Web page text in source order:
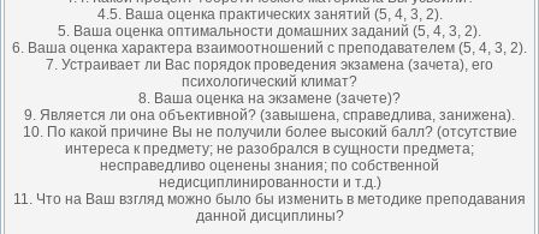
4.5. Ваша оценка практических занятий (5, 4, 3, 2).
5. Ваша оценка оптимальности домашних заданий (5, 4, 3, 2).
6. Ваша оценка характера взаимоотношений с преподавателем (5, 4, 3, 2).
7. Устраивает ли Вас порядок проведения экзамена (зачета), его
психологический климат?
8. Ваша оценка на экзамене (зачете)?
9. Является ли она объективной? (завышена, справедлива, занижена).
10. По какой причине Вы не получили более высокий балл? (отсутствие
интереса к предмету; не разобрался в сущности предмета;
несправедливо оценены знания; по собственной
недисциплинированности и т.д.)
11. Что на Ваш взгляд можно было бы изменить в методике преподавания
данной дисциплины?